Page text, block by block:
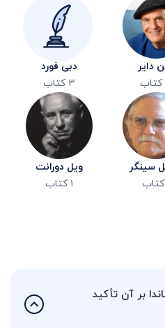
دایر
کتاب
دبی فورد
۳ کتاب
سینگر
کتاب
ویل دورانت
۱ کتاب
بر آن تأکید